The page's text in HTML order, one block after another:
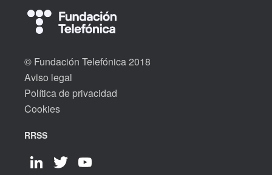
© Fundación Telefónica 2018
Aviso legal
Política de privacidad
Cookies
RRSS
LinkedInTwitter